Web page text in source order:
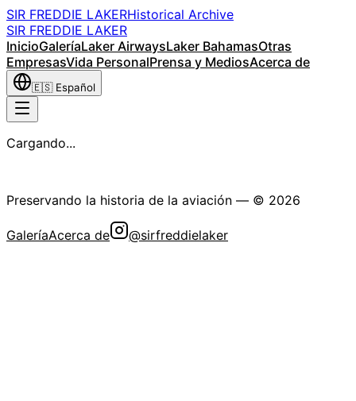
SIR FREDDIE LAKERHistorical Archive
SIR FREDDIE LAKER
InicioGaleríaLaker AirwaysLaker BahamasOtras
EmpresasVida PersonalPrensa y MediosAcerca de
🇪🇸 Español
Cargando...
Preservando la historia de la aviación — © 2026
GaleríaAcerca de @sirfreddielaker